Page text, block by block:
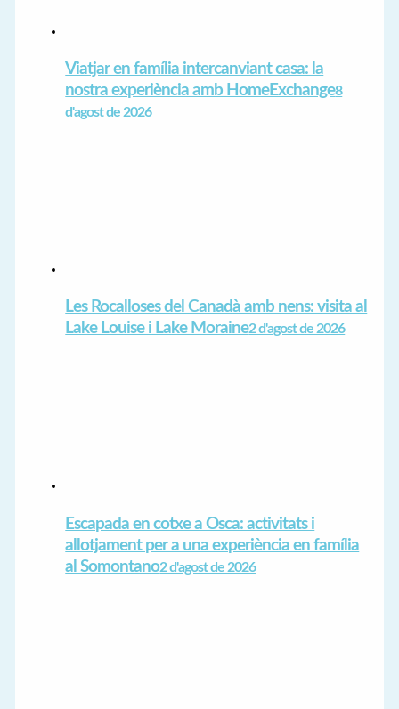
Viatjar en família intercanviant casa: la
nostra experiència amb HomeExchange8
d'agost de 2026
Les Rocalloses del Canadà amb nens: visita al
Lake Louise i Lake Moraine2 d'agost de 2026
Escapada en cotxe a Osca: activitats i
allotjament per a una experiència en família
al Somontano2 d'agost de 2026